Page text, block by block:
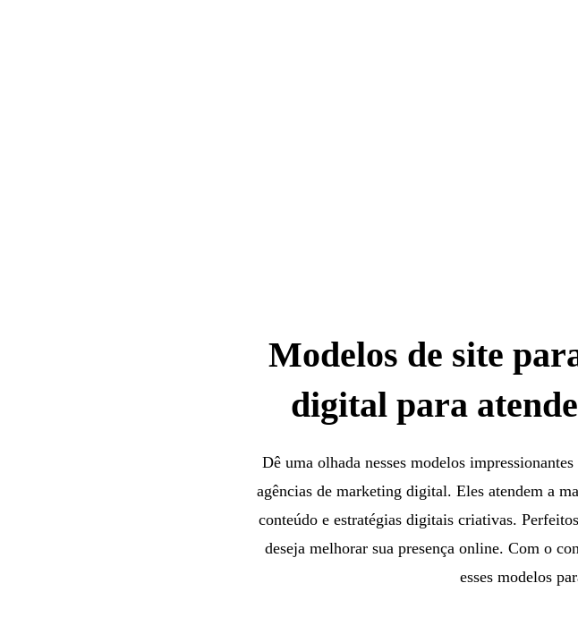
Modelos de site
digital para
Dê uma olhada nesses modelos
agências de marketing digital. Eles atendem a
conteúdo e estratégias digitais criativas.
deseja melhorar sua presença online. Com o
esses modelos